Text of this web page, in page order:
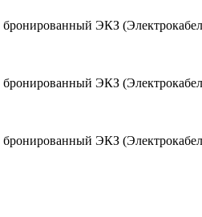
ЭКЗ
ЭКЗ
ЭКЗ